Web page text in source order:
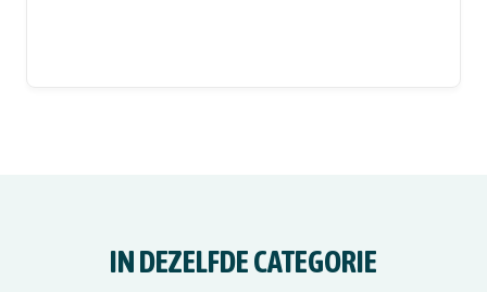
IN DEZELFDE CATEGORIE